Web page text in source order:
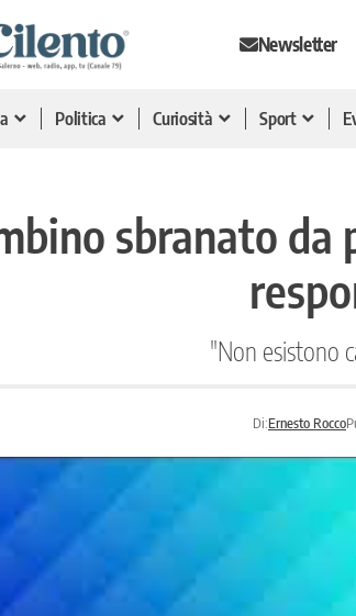
Newsletter
Politica Curiosità Sport
sbranato
"Non esistono
Di:Ernesto Rocco